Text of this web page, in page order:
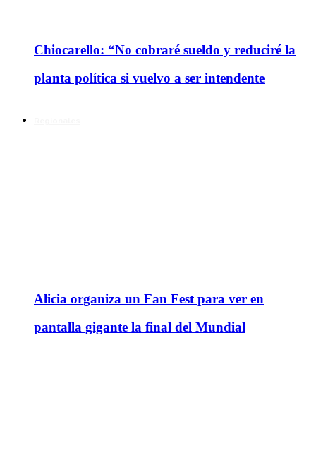
Chiocarello: “No cobraré sueldo y reduciré la
planta política si vuelvo a ser intendente
Alicia organiza un Fan Fest para ver en
pantalla gigante la final del Mundial